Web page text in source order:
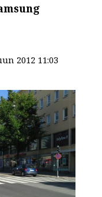
2012 11:03